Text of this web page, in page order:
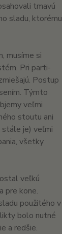
tmavú
sladu, ktorému
musíme si
Pri parti-
Postup
Týmto
veľmi
stoutu ani
stále je) veľmi
všetky
veľkú
pre kone.
použitého v
bolo nutné
a redšie.